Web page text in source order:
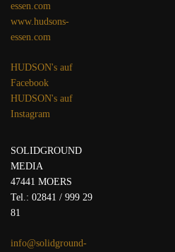
essen.com
www.hudsons-
essen.com
HUDSON's auf
Facebook
HUDSON's auf
Instagram
SOLIDGROUND
MEDIA
47441 MOERS
Tel.: 02841 / 999 29
81
info@solidground-